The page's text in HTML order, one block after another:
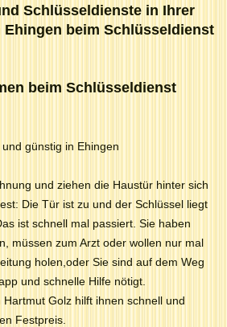
Schlüsseldienste in Ihrer
Ehingen beim Schlüsseldienst
beim Schlüsseldienst
günstig in Ehingen
und ziehen die Haustür hinter sich
Die Tür ist zu und der Schlüssel liegt
ist schnell mal passiert. Sie haben
müssen zum Arzt oder wollen nur mal
holen,oder Sie sind auf dem Weg
und schnelle Hilfe nötigt.
Golz hilft ihnen schnell und
Festpreis.